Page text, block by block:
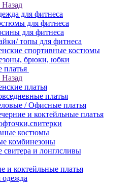
Назад
для фитнеса
для фитнеса
для фитнеса
топы для фитнеса
спортивные костюмы
брюки, юбки
платья
Назад
платья
платья
/ Офисные платья
и коктейльные платья
костюмы
комбинезоны
свитера и лонглсливы
и коктейльные платья
одежда